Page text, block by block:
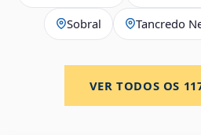
Sobral Tancredo
VER TODOS OS